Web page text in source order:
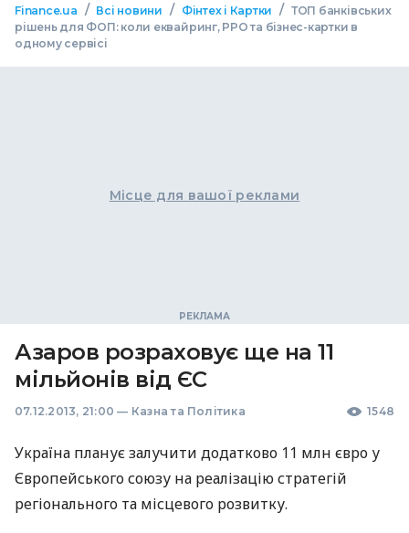
Finance.ua / Всі новини / Фінтех і Картки / ТОП банківських
рішень для ФОП: коли еквайринг, РРО та бізнес-картки в
одному сервісі
Місце для вашої реклами
Азаров розраховує ще на 11
мільйонів від ЄС
07.12.2013, 21:00 — Казна та Політика 1548
Україна планує залучити додатково 11 млн євро у
Європейського союзу на реалізацію стратегій
регіонального та місцевого розвитку.